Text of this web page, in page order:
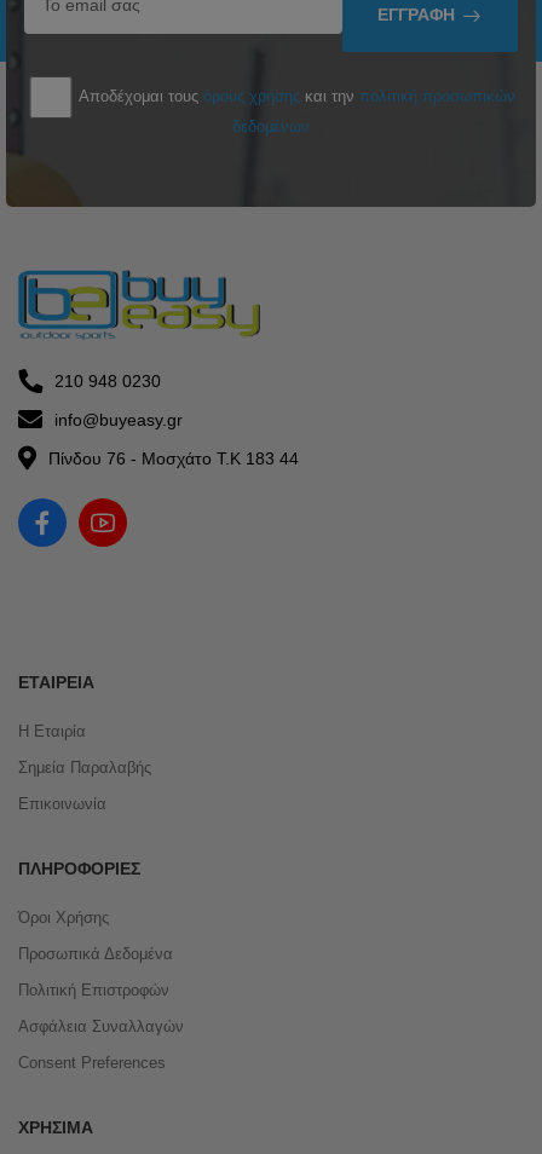
ΕΓΓΡΑΦΉ
Αποδέχομαι τους όρους χρήσης και την πολιτική προσωπικών
δεδομένων
210 948 0230
info@buyeasy.gr
Πίνδου 76 - Μοσχάτο Τ.Κ 183 44
ΕΤΑΙΡΕΊΑ
Η Εταιρία
Σημεία Παραλαβής
Επικοινωνία
ΠΛΗΡΟΦΟΡΊΕΣ
Όροι Χρήσης
Προσωπικά Δεδομένα
Πολιτική Επιστροφών
Ασφάλεια Συναλλαγών
Consent Preferences
ΧΡΉΣΙΜΑ